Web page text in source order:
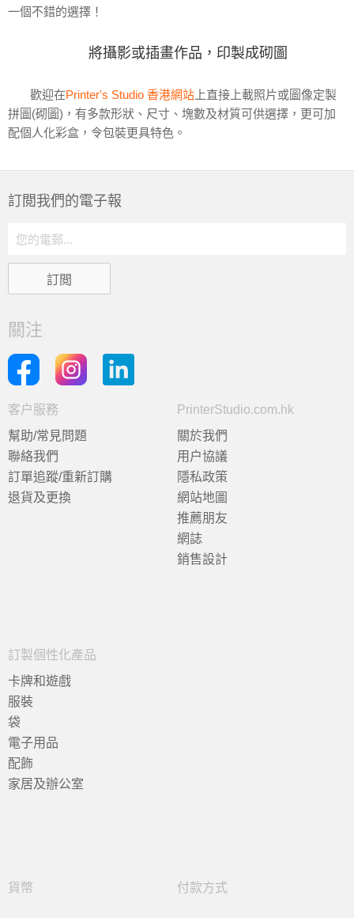
一個不錯的選擇！
將攝影或插畫作品，印製成砌圖
歡迎在Printer's Studio 香港網站 上直接上載照片或圖像定製
拼圖(砌圖)，有多款形狀、尺寸、塊數及材質可供選擇，更可加
配個人化彩盒，令包裝更具特色。
訂閲我們的電子報
關注
客户服務
幫助/常見問題
聯絡我們
訂單追蹤/重新訂購
退貨及更換
PrinterStudio.com.hk
關於我們
用户協議
隱私政策
網站地圖
推薦朋友
網誌
銷售設計
訂製個性化產品
卡牌和遊戲
服裝
袋
電子用品
配飾
家居及辦公室
貨幣 付款方式